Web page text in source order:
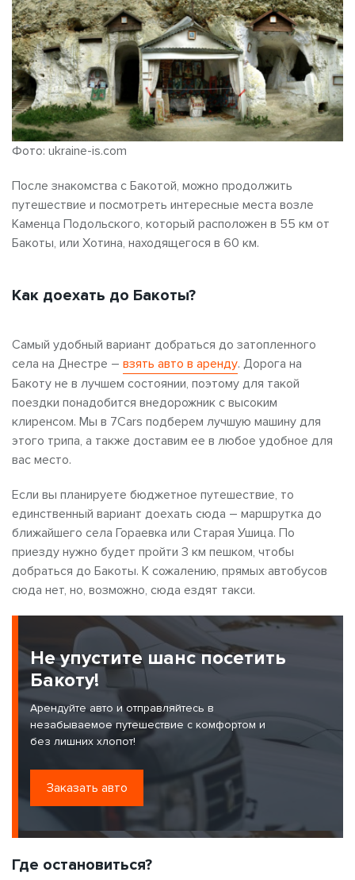
Фото: ukraine-is.com
После знакомства с Бакотой, можно продолжить
путешествие и посмотреть интересные места возле
Каменца Подольского, который расположен в 55 км от
Бакоты, или Хотина, находящегося в 60 км.
Как доехать до Бакоты?
Самый удобный вариант добраться до затопленного
села на Днестре – взять авто в аренду. Дорога на
Бакоту не в лучшем состоянии, поэтому для такой
поездки понадобится внедорожник с высоким
клиренсом. Мы в 7Cars подберем лучшую машину для
этого трипа, а также доставим ее в любое удобное для
вас место.
Если вы планируете бюджетное путешествие, то
единственный вариант доехать сюда – маршрутка до
ближайшего села Гораевка или Старая Ушица. По
приезду нужно будет пройти 3 км пешком, чтобы
добраться до Бакоты. К сожалению, прямых автобусов
сюда нет, но, возможно, сюда ездят такси.
Не упустите шанс посетить
Бакоту!
Арендуйте авто и отправляйтесь в
незабываемое путешествие с комфортом и
без лишних хлопот!
Заказать авто
Где остановиться?